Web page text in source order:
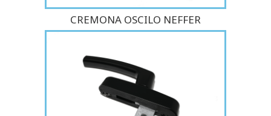
CREMONA OSCILO NEFFER